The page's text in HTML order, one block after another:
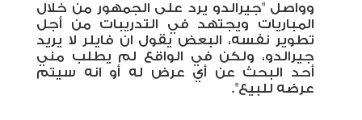
وواصل "جيرالدو يرد على الجمهور من خلال
المباريات ويجتهد في التدريبات من أجل
تطوير نفسه، البعض يقول ان فايلر لا يريد
جيرالدو، ولكن في الواقع لم يطلب مني
أحد البحث عن أي عرض له أو انه سيتم
عرضه للبيع".